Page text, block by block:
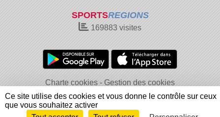
SPORTSREGIONS
169883 visites
Charte cookies
Gestion des cookies
Informations légales
Signaler un contenu inapproprié
Ce site utilise des cookies et vous donne le contrôle sur ceux
que vous souhaitez activer